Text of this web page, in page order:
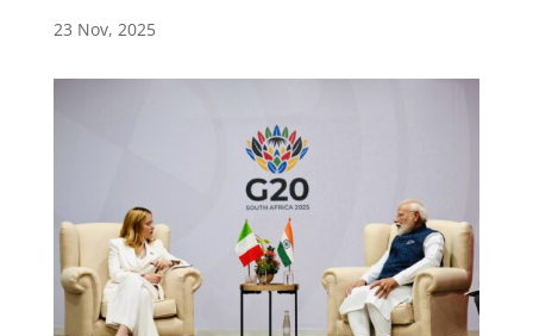
23 Nov, 2025